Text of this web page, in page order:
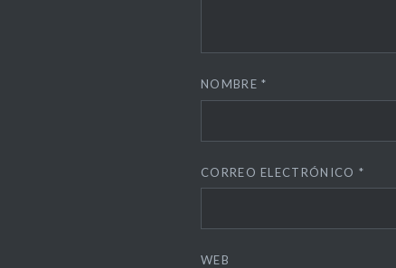
NOMBRE*
CORREO ELECTRÓNICO *
WEB